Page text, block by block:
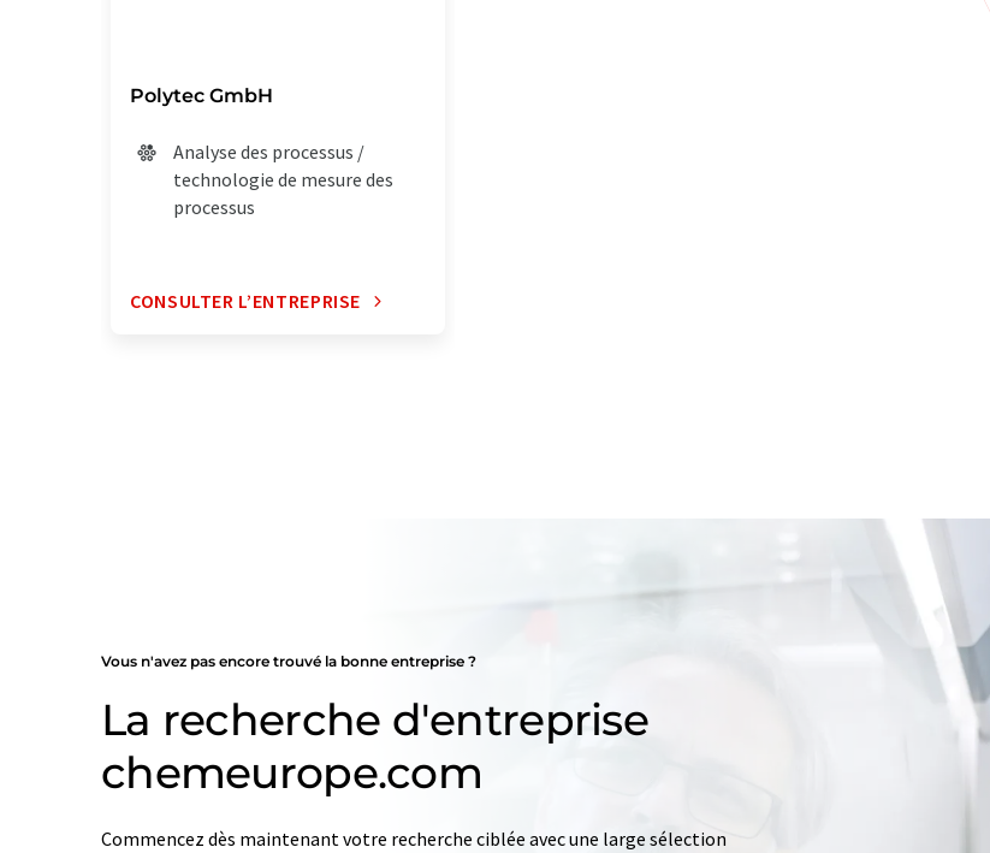
Polytec GmbH
Analyse des processus /
technologie de mesure des
processus
CONSULTER L’ENTREPRISE
Vous n'avez pas encore trouvé la bonne entreprise ?
La recherche d'entreprise
chemeurope.com
Commencez dès maintenant votre recherche ciblée avec une large sélection